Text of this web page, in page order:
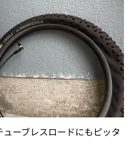
ーブレスロードにもピッタ